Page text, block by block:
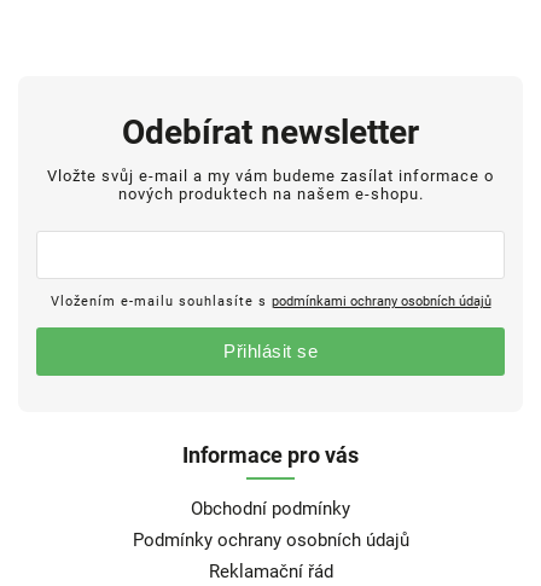
Informace pro vás
Obchodní podmínky
Podmínky ochrany osobních údajů
Reklamační řád
Odebírat newsletter
Vložte svůj e-mail a my vám budeme zasílat informace o
nových produktech na našem e-shopu.
Vložením e-mailu souhlasíte s podmínkami ochrany osobních údajů
Přihlásit se